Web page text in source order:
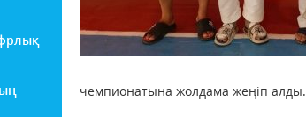
чемпионатына жолдама жеңіп алды.